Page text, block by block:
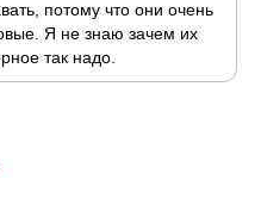
потому что они очень
Я не знаю зачем их
так надо.